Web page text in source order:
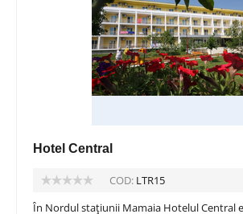
Hotel Central
COD: LTR15
În Nordul stațiunii Mamaia Hotelul Central